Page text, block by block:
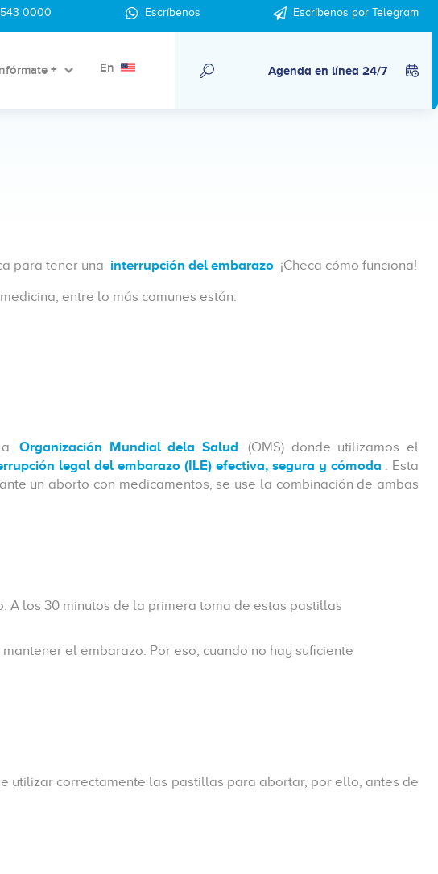
0000 Escríbenos Escríbenos por Telegram
+ En Agenda en línea 24/7
para tener una interrupción del embarazo ¡Checa cómo funciona!
entre lo más comunes están:
Organización Mundial dela Salud
(OMS) donde utilizamos el
legal del embarazo (ILE) efectiva, segura y cómoda . Esta
un aborto con medicamentos, se use la combinación de ambas
A los 30 minutos de la primera toma de estas pastillas
el embarazo. Por eso, cuando no hay suficiente
utilizar correctamente las pastillas para abortar, por ello, antes de